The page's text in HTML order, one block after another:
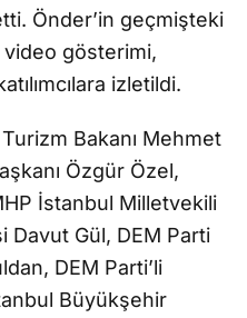
Önder’in geçmişteki
video gösterimi,
izletildi.
Bakanı Mehmet
Özgür Özel,
İstanbul Milletvekili
Davut Gül, DEM Parti
DEM Parti’li
Büyükşehir